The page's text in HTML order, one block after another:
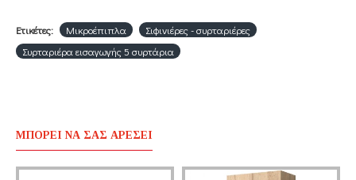
Ετικέτες: Μικροέπιπλα
Σιφινιέρες - συρταριέρες
Συρταριέρα εισαγωγής 5 συρτάρια
ΜΠΟΡΕΊ ΝΑ ΣΑΣ ΑΡΈΣΕΙ